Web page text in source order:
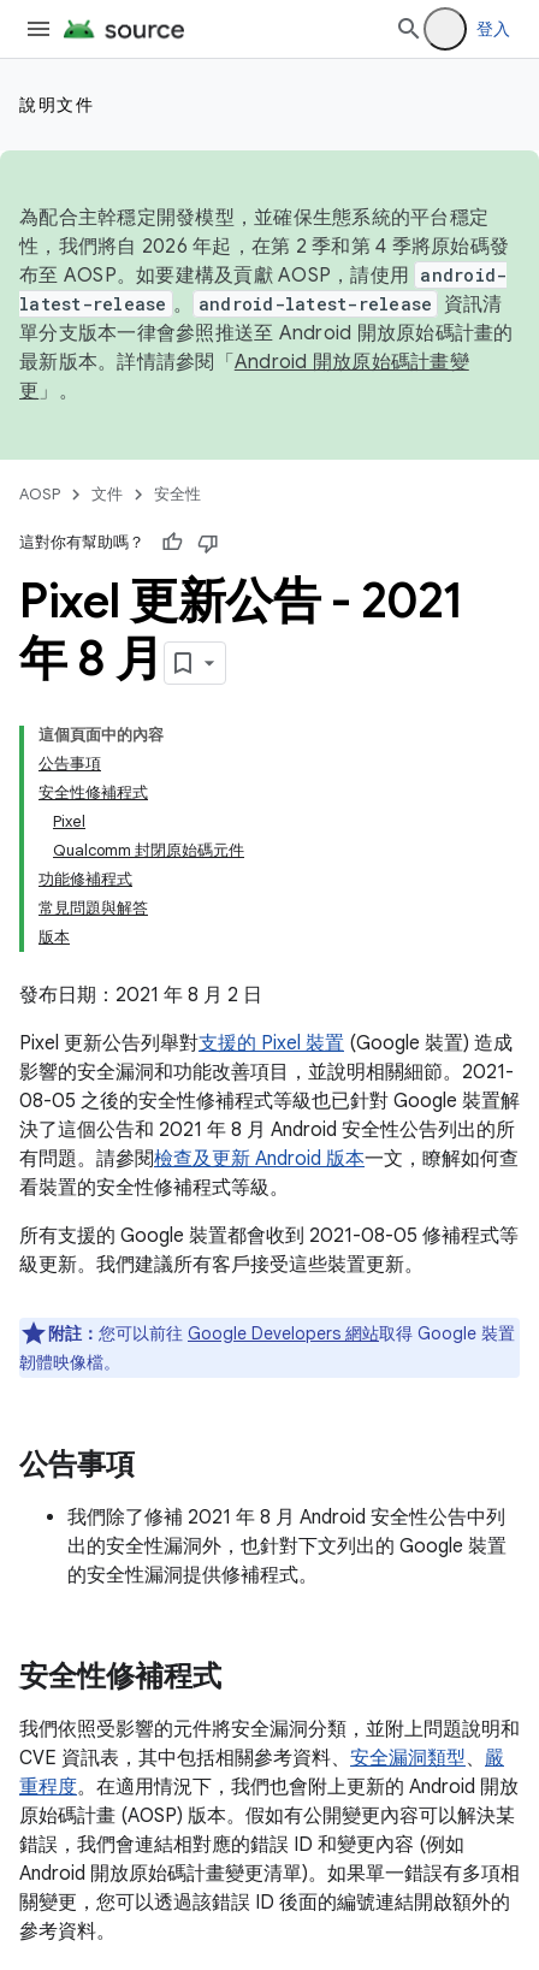
登入
說明文件
為配合主幹穩定開發模型，並確保生態系統的平台穩定
性，我們將自 2026 年起，在第 2 季和第 4 季將原始碼發
布至 AOSP。如要建構及貢獻 AOSP，請使用 android-
latest-release 。 android-latest-release
資訊清
單分支版本一律會參照推送至 Android 開放原始碼計畫的
最新版本。詳情請參閱「 Android 開放原始碼計畫變
更 」。
AOSP 文件 安全性
這對你有幫助嗎？
Pixel 更新公告 - 2021
年 8 月
這個頁面中的內容
公告事項
安全性修補程式
Pixel
Qualcomm 封閉原始碼元件
功能修補程式
常見問題與解答
版本
發布日期：2021 年 8 月 2 日
Pixel 更新公告列舉對支援的 Pixel 裝置 (Google 裝置) 造成
影響的安全漏洞和功能改善項目，並說明相關細節。2021-
08-05 之後的安全性修補程式等級也已針對 Google 裝置解
決了這個公告和 2021 年 8 月 Android 安全性公告列出的所
有問題。請參閱檢查及更新 Android 版本一文，瞭解如何查
看裝置的安全性修補程式等級。
所有支援的 Google 裝置都會收到 2021-08-05 修補程式等
級更新。我們建議所有客戶接受這些裝置更新。
附註： 您可以前往 Google Developers 網站取得 Google 裝置
韌體映像檔。
公告事項
我們除了修補 2021 年 8 月 Android 安全性公告中列
出的安全性漏洞外，也針對下文列出的 Google 裝置
的安全性漏洞提供修補程式。
安全性修補程式
我們依照受影響的元件將安全漏洞分類，並附上問題說明和
CVE 資訊表，其中包括相關參考資料、 安全漏洞類型、 嚴
重程度。在適用情況下，我們也會附上更新的 Android 開放
原始碼計畫 (AOSP) 版本。假如有公開變更內容可以解決某
錯誤，我們會連結相對應的錯誤 ID 和變更內容 (例如
Android 開放原始碼計畫變更清單)。如果單一錯誤有多項相
關變更，您可以透過該錯誤 ID 後面的編號連結開啟額外的
參考資料。